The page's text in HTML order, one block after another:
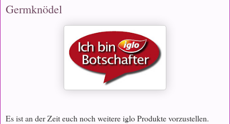
Germknödel
Es ist an der Zeit euch noch weitere iglo Produkte vorzustellen.